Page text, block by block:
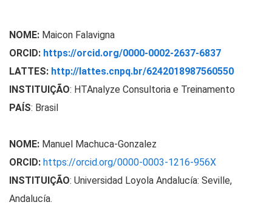
NOME: Maicon Falavigna
ORCID: https://orcid.org/0000-0002-2637-6837
LATTES: http://lattes.cnpq.br/6242018987560550
INSTITUIÇÃO: HTAnalyze Consultoria e Treinamento
PAÍS: Brasil
NOME: Manuel Machuca-Gonzalez
ORCID: https://orcid.org/0000-0003-1216-956X
INSTITUIÇÃO: Universidad Loyola Andalucía: Seville,
Andalucía.